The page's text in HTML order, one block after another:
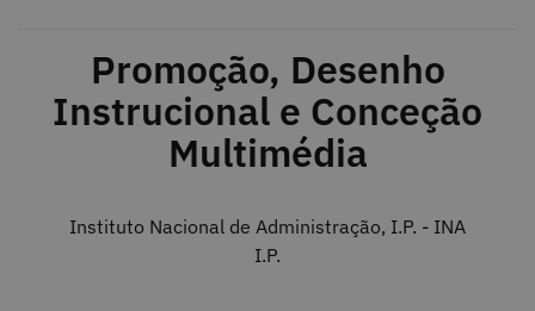
Promoção, Desenho
Instrucional e Conceção
Multimédia
Instituto Nacional de Administração, I.P. - INA
I.P.